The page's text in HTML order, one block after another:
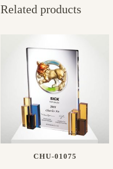
Related products
CHU-01075